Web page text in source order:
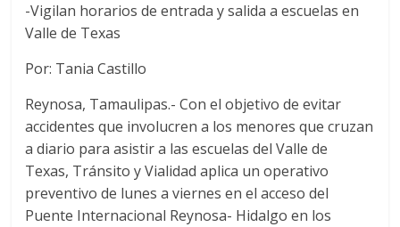
-Vigilan horarios de entrada y salida a escuelas en
Valle de Texas
Por: Tania Castillo
Reynosa, Tamaulipas.- Con el objetivo de evitar
accidentes que involucren a los menores que cruzan
a diario para asistir a las escuelas del Valle de
Texas, Tránsito y Vialidad aplica un operativo
preventivo de lunes a viernes en el acceso del
Puente Internacional Reynosa- Hidalgo en los